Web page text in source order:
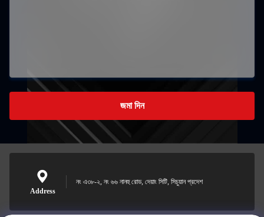
জমা দিন
Address
নং এ৩৮-২, নং ৬৬ নানহু রোড, দেয়াং সিটি, সিচুয়ান প্রদেশ